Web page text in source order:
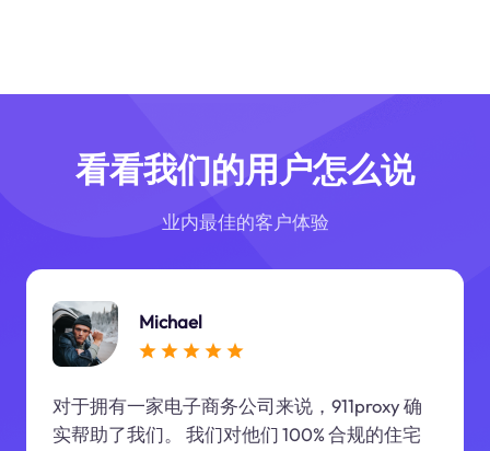
看看我们的用户怎么说
业内最佳的客户体验
Michael
对于拥有一家电子商务公司来说，911proxy 确
实帮助了我们。 我们对他们 100% 合规的住宅